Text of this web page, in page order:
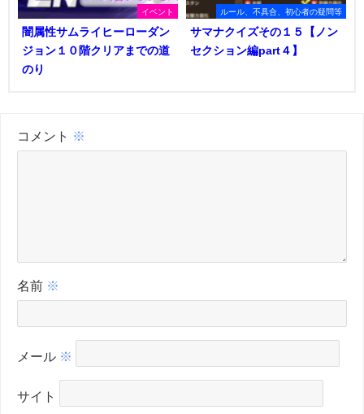
イベント
闇属性サムライヒーローダン
ジョン１０階クリアまでの道
のり
ルール、不具合、初心者の疑問等
サマナクイズその１５【ノン
セクション編part４】
コメント ※
名前 ※
メール ※
サイト